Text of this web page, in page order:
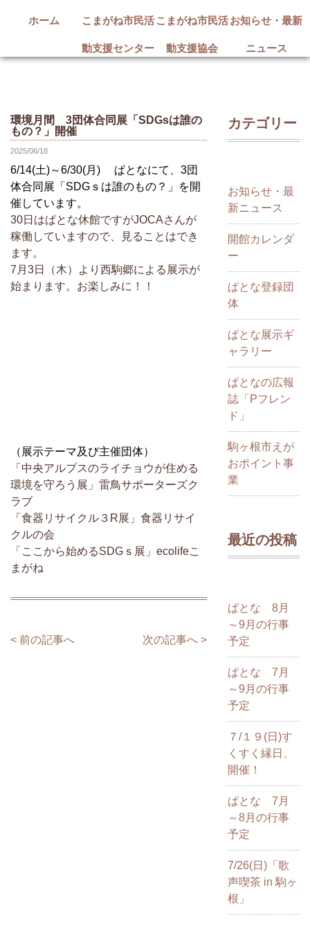
ホーム こまがね市民活
動支援センター
こまがね市民活
動支援協会
お知らせ・最新
ニュース
環境月間 3団体合同展「SDGsは誰の
もの？」開催
2025/06/18
6/14(土)～6/30(月) ぱとなにて、3団
体合同展「SDGｓは誰のもの？」を開
催しています。
30日はぱとな休館ですがJOCAさんが
稼働していますので、見ることはでき
ます。
7月3日（木）より西駒郷による展示が
始まります。お楽しみに！！
（展示テーマ及び主催団体）
「中央アルプスのライチョウが住める
環境を守ろう展」雷鳥サポーターズク
ラブ
「食器リサイクル３R展」食器リサイ
クルの会
「ここから始めるSDGｓ展」ecolifeこ
まがね
< 前の記事へ 次の記事へ >
カテゴリー
お知らせ・最
新ニュース
開館カレンダ
ー
ぱとな登録団
体
ぱとな展示ギ
ャラリー
ぱとなの広報
誌「Pフレン
ド」
駒ヶ根市えが
おポイント事
業
最近の投稿
ぱとな 8月
～9月の行事
予定
ぱとな 7月
～9月の行事
予定
７/１９(日)す
くすく縁日、
開催！
ぱとな 7月
～8月の行事
予定
7/26(日)「歌
声喫茶 in 駒ヶ
根」